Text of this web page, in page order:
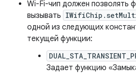
Wi-Fi-чип должен позволять
вызывать
одной из следующих
текущей функции:
Задает функцию